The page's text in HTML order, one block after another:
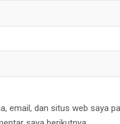
email, dan situs web saya